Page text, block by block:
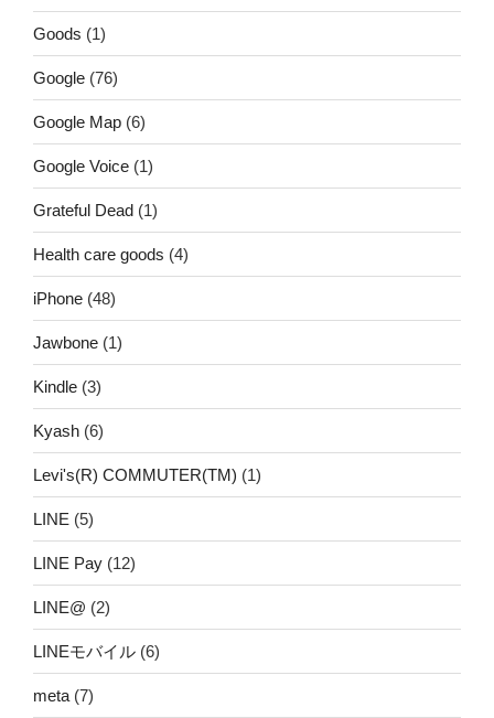
Goods (1)
Google (76)
Google Map (6)
Google Voice (1)
Grateful Dead (1)
Health care goods (4)
iPhone (48)
Jawbone (1)
Kindle (3)
Kyash (6)
Levi's(R) COMMUTER(TM) (1)
LINE (5)
LINE Pay (12)
LINE@ (2)
LINEモバイル (6)
meta (7)